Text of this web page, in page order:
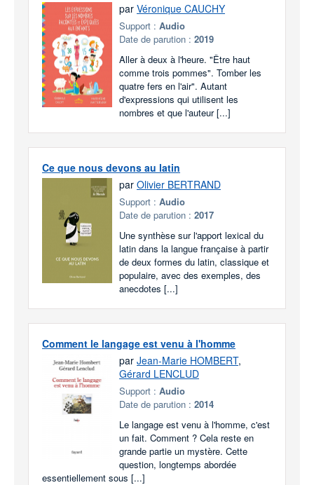
par Véronique CAUCHY
Support : Audio
Date de parution : 2019
Aller à deux à l'heure. "Être haut
comme trois pommes". Tomber les
quatre fers en l'air". Autant
d'expressions qui utilisent les
nombres et que l'auteur [...]
Ce que nous devons au latin
par Olivier BERTRAND
Support : Audio
Date de parution : 2017
Une synthèse sur l'apport lexical du
latin dans la langue française à partir
de deux formes du latin, classique et
populaire, avec des exemples, des
anecdotes [...]
Comment le langage est venu à l'homme
par Jean-Marie HOMBERT,
Gérard LENCLUD
Support : Audio
Date de parution : 2014
Le langage est venu à l'homme, c'est
un fait. Comment ? Cela reste en
grande partie un mystère. Cette
question, longtemps abordée
essentiellement sous [...]